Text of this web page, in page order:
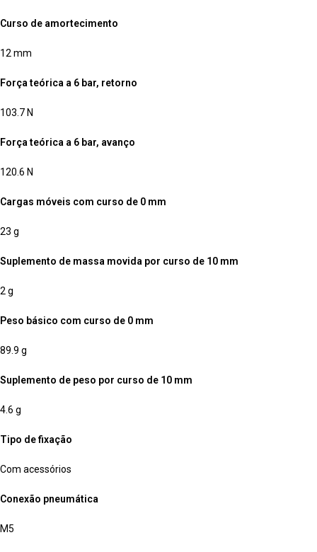
Curso de amortecimento
12 mm
Força teórica a 6 bar, retorno
103.7 N
Força teórica a 6 bar, avanço
120.6 N
Cargas móveis com curso de 0 mm
23 g
Suplemento de massa movida por curso de 10 mm
2 g
Peso básico com curso de 0 mm
89.9 g
Suplemento de peso por curso de 10 mm
4.6 g
Tipo de fixação
Com acessórios
Conexão pneumática
M5